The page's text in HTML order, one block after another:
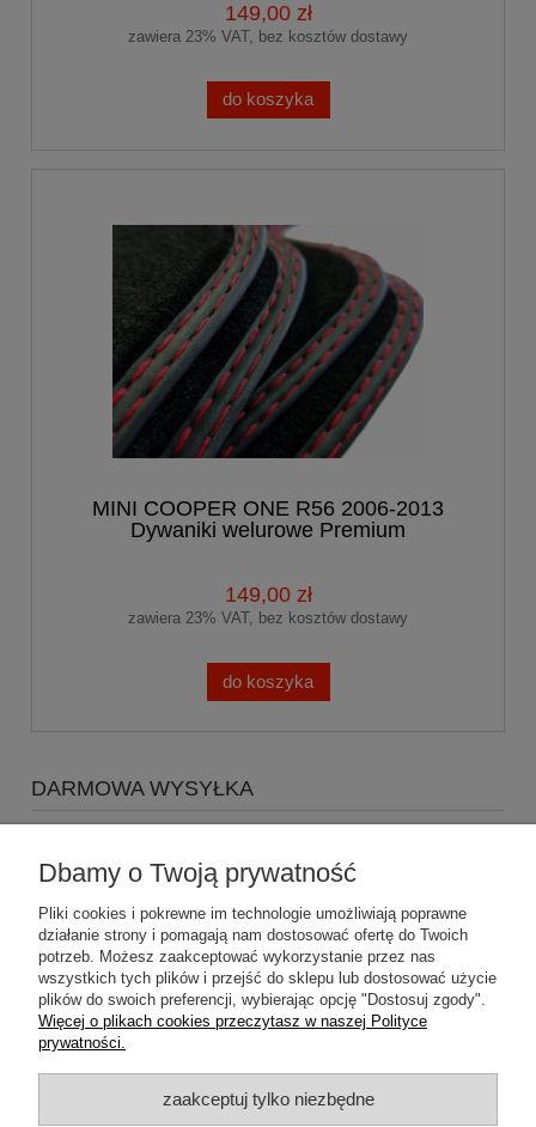
149,00 zł
zawiera 23% VAT, bez kosztów dostawy
do koszyka
MINI COOPER ONE R56 2006-2013
Dywaniki welurowe Premium
149,00 zł
zawiera 23% VAT, bez kosztów dostawy
do koszyka
DARMOWA WYSYŁKA
wysyłki Gratis
Pomoc
Dostawa
Dbamy o Twoją prywatność
Pliki cookies i pokrewne im technologie umożliwiają poprawne
działanie strony i pomagają nam dostosować ofertę do Twoich
potrzeb. Możesz zaakceptować wykorzystanie przez nas
wszystkich tych plików i przejść do sklepu lub dostosować użycie
plików do swoich preferencji, wybierając opcję "Dostosuj zgody".
Więcej o plikach cookies przeczytasz w naszej Polityce
prywatności.
zaakceptuj tylko niezbędne